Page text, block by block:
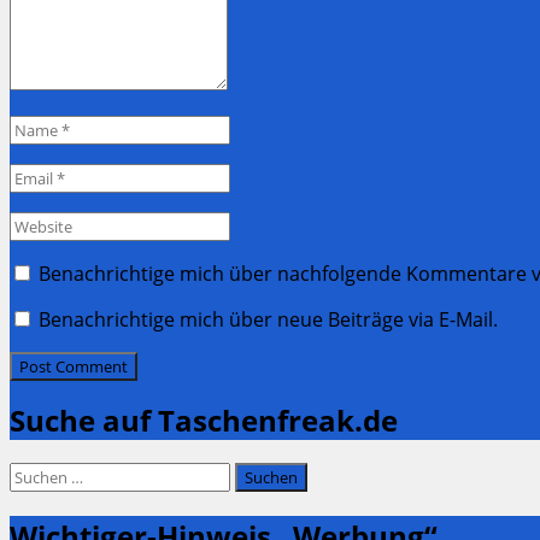
Name
*
Email
*
Website
Benachrichtige mich über nachfolgende Kommentare
Benachrichtige mich über neue Beiträge via E-Mail.
Suche auf Taschenfreak.de
Suchen